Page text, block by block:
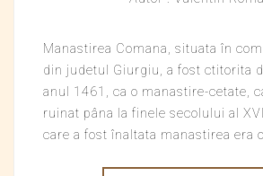
Manastirea Comana, situata în
din judetul Giurgiu, a fost ctitorita
anul 1461, ca o manastire-cetate,
ruinat pâna la finele secolului al
care a fost înaltata manastirea era